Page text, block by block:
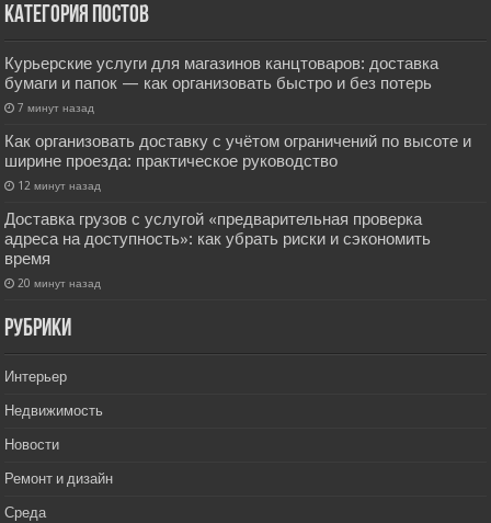
Категория постов
Курьерские услуги для магазинов канцтоваров: доставка
бумаги и папок — как организовать быстро и без потерь
7 минут назад
Как организовать доставку с учётом ограничений по высоте и
ширине проезда: практическое руководство
12 минут назад
Доставка грузов с услугой «предварительная проверка
адреса на доступность»: как убрать риски и сэкономить
время
20 минут назад
РУбрики
Интерьер
Недвижимость
Новости
Ремонт и дизайн
Среда